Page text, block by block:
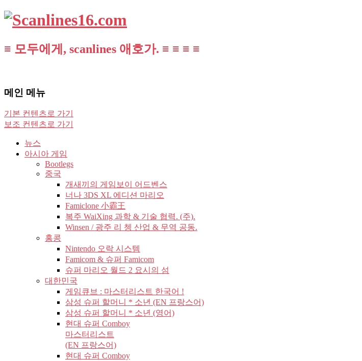
≡ 모두에게, scanlines 애호가. ≡ ≡ ≡ ≡
메인 메뉴
기본 컨텐츠로 가기
보조 컨텐츠로 가기
뉴스
아시아 게임
Bootlegs
중국
개새끼의 게임보이 어드벤스
너나 3DS XL 에디션 마리오
Famiclone 小霸王
복주 WaiXing 과학 & 기술 협력. (주).
Winsen / 광주 리 쳉 산업 & 무역 공동.
홍콩
Nintendo 오락 시스템
Famicom & 슈퍼 Famicom
슈퍼 마리오 월드 2 요시의 섬
대한민국
게임큐브 : 마스터리스트 한국어 !
삼성 슈퍼 할머니 * 소년 (EN 프랑스어)
삼성 슈퍼 할머니 * 소년 (영어)
현대 슈퍼 Comboy
마스터리스트
(EN 프랑스어)
현대 슈퍼 Comboy